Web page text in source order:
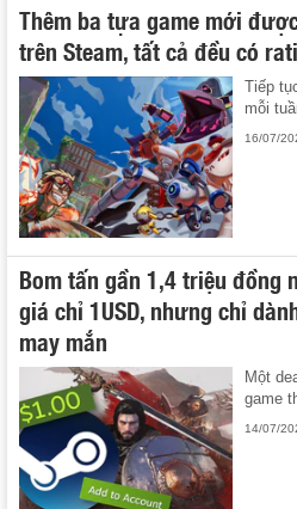
Thêm ba tựa game mới
trên Steam, tất cả đều có
Tiếp
mỗi
16/07/
Bom tấn gần 1,4 triệu đồng
giá chỉ 1USD, nhưng chỉ
may mắn
Một
game
14/07/